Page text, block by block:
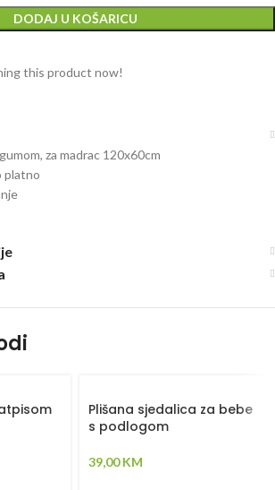
DODAJ U KOŠARICU
this product now!
za madrac 120x60cm
platno
Plišana sjedalica za bebe
s podlogom
39,00KM